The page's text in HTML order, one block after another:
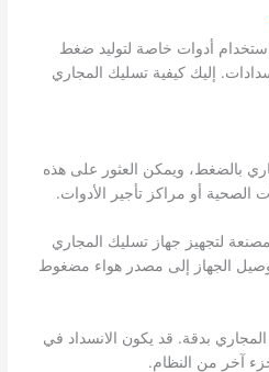
أدوات خاصة لتوليد ضغط
إليك كيفية تسليك المجاري
بالضغط، ويمكن العثور على هذه
الصحية أو مراكز تأجير الأدوات.
لتجهيز جهاز تسليك المجاري
الجهاز إلى مصدر هواء مضغوط
بدقة. قد يكون الانسداد في
آخر من النظام.